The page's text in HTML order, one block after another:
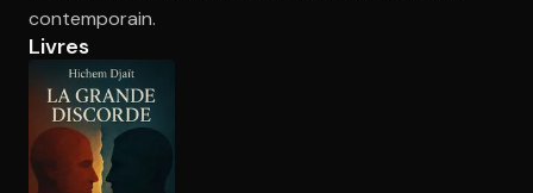
contemporain.
Livres